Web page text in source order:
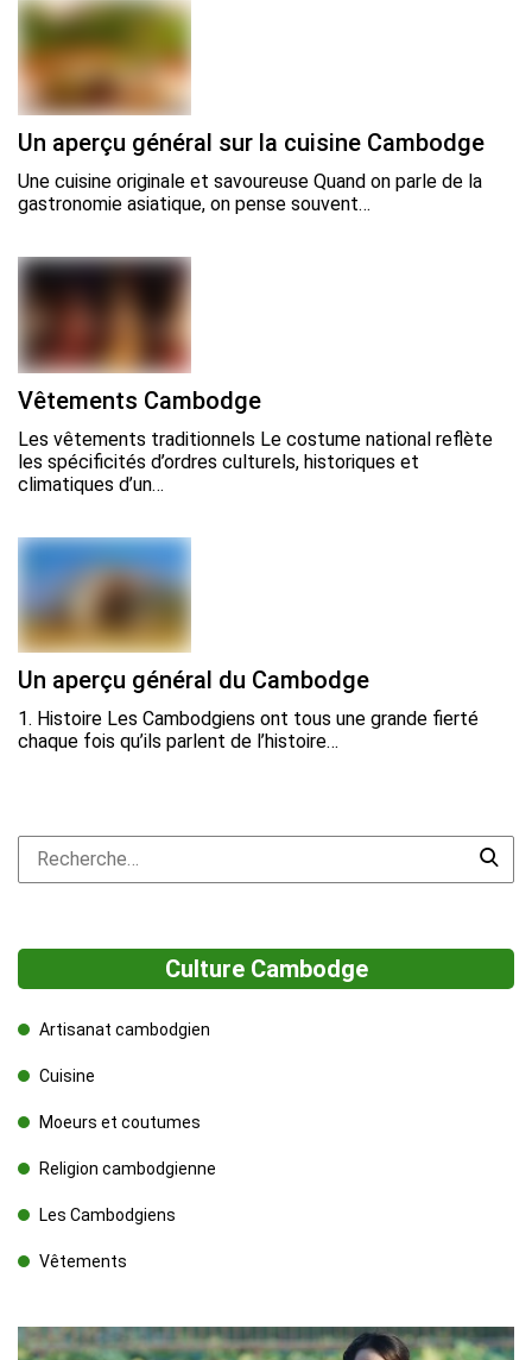
Un aperçu général sur la cuisine Cambodge
Une cuisine originale et savoureuse Quand on parle de la
gastronomie asiatique, on pense souvent…
Vêtements Cambodge
Les vêtements traditionnels Le costume national reflète
les spécificités d’ordres culturels, historiques et
climatiques d’un…
Un aperçu général du Cambodge
1. Histoire Les Cambodgiens ont tous une grande fierté
chaque fois qu’ils parlent de l’histoire…
Culture Cambodge
Artisanat cambodgien
Cuisine
Moeurs et coutumes
Religion cambodgienne
Les Cambodgiens
Vêtements